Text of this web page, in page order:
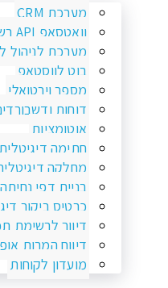
מערכת CRM
וואטסאפ API רשמי
מערכת לניהול
בוט לווסטאפ
מספר וירטואלי
דוחות
אוטומציות
חתימה דיגיטלית
מחלקה
בניית דפי נחיתה
כרטיס ביקור
דיוור לרשימת
דיווח המרות
מועדון לקוחות